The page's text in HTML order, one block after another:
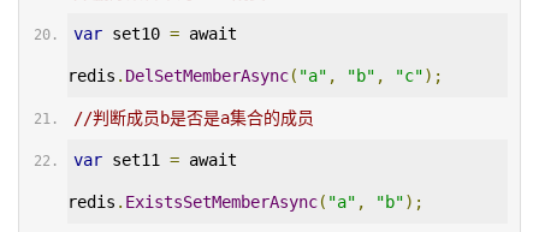
var set10 = await
redis . DelSetMemberAsync( "a" , "b" , "c");
//判断成员b是否是a集合的成员
var set11 = await
redis . ExistsSetMemberAsync( "a" , "b");